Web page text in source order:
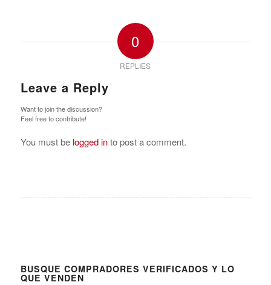
0
REPLIES
Leave a Reply
Want to join the discussion?
Feel free to contribute!
You must be logged into post a comment.
BUSQUE COMPRADORES VERIFICADOS Y LO
QUE VENDEN